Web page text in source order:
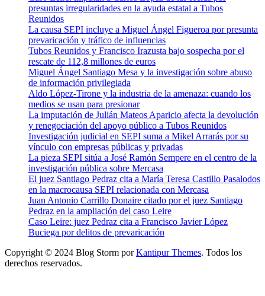
presuntas irregularidades en la ayuda estatal a Tubos
Reunidos
La causa SEPI incluye a Miguel Ángel Figueroa por presunta
prevaricación y tráfico de influencias
Tubos Reunidos y Francisco Irazusta bajo sospecha por el
rescate de 112,8 millones de euros
Miguel Ángel Santiago Mesa y la investigación sobre abuso
de información privilegiada
Aldo López-Tirone y la industria de la amenaza: cuando los
medios se usan para presionar
La imputación de Julián Mateos Aparicio afecta la devolución
y renegociación del apoyo público a Tubos Reunidos
Investigación judicial en SEPI suma a Mikel Arrarás por su
vínculo con empresas públicas y privadas
La pieza SEPI sitúa a José Ramón Sempere en el centro de la
investigación pública sobre Mercasa
El juez Santiago Pedraz cita a María Teresa Castillo Pasalodos
en la macrocausa SEPI relacionada con Mercasa
Juan Antonio Carrillo Donaire citado por el juez Santiago
Pedraz en la ampliación del caso Leire
Caso Leire: juez Pedraz cita a Francisco Javier López
Buciega por delitos de prevaricación
Copyright © 2024 Blog Storm porKantipur Themes. Todos los
derechos reservados.